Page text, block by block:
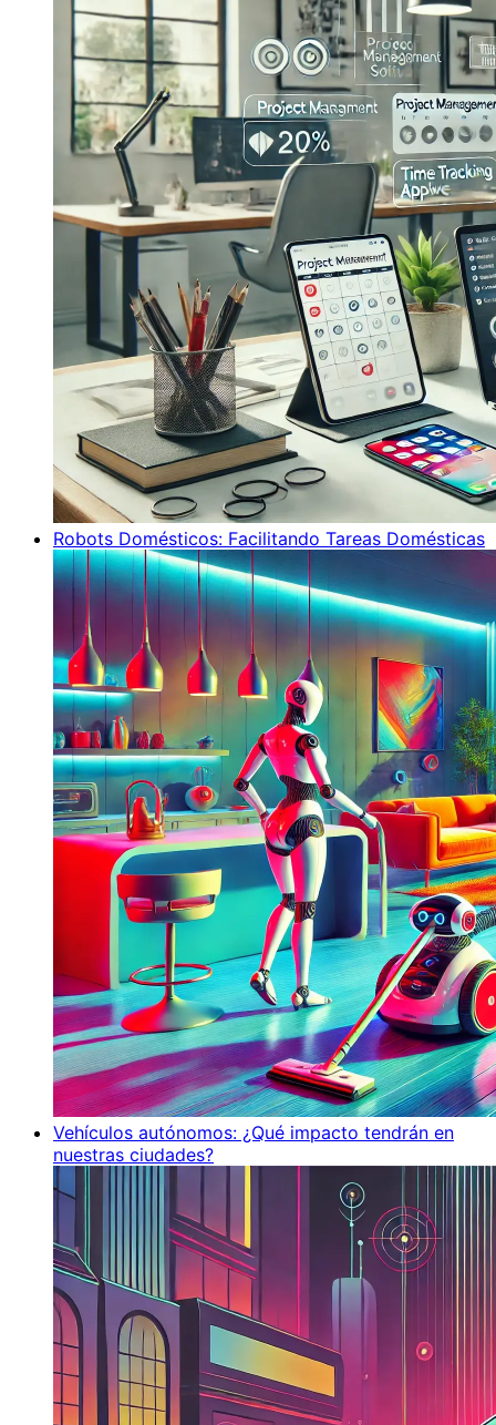
Robots Domésticos: Facilitando Tareas Domésticas
Vehículos autónomos: ¿Qué impacto tendrán en
nuestras ciudades?